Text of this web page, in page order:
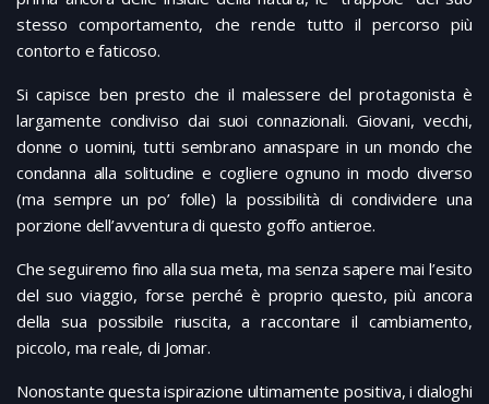
stesso comportamento, che rende tutto il percorso più
contorto e faticoso.
Si capisce ben presto che il malessere del protagonista è
largamente condiviso dai suoi connazionali. Giovani, vecchi,
donne o uomini, tutti sembrano annaspare in un mondo che
condanna alla solitudine e cogliere ognuno in modo diverso
(ma sempre un po’ folle) la possibilità di condividere una
porzione dell’avventura di questo goffo antieroe.
Che seguiremo fino alla sua meta, ma senza sapere mai l’esito
del suo viaggio, forse perché è proprio questo, più ancora
della sua possibile riuscita, a raccontare il cambiamento,
piccolo, ma reale, di Jomar.
Nonostante questa ispirazione ultimamente positiva, i dialoghi